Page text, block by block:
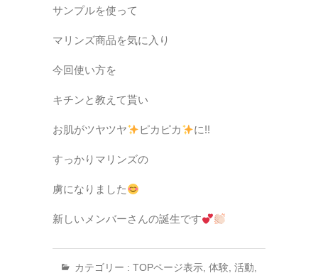
サンプルを使って
マリンズ商品を気に入り
今回使い方を
キチンと教えて貰い
お肌がツヤツヤ ピカピカ に!!
すっかりマリンズの
虜になりました
新しいメンバーさんの誕生です
カテゴリー : TOPページ表示 体験 活動